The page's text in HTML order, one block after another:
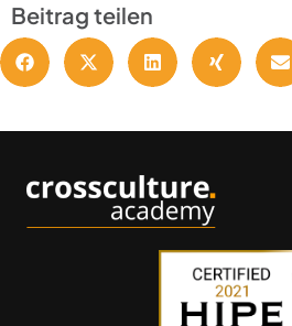
Beitrag teilen